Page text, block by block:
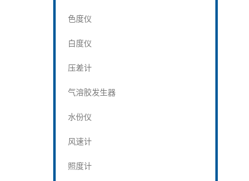
色度仪
白度仪
压差计
气溶胶发生器
水份仪
风速计
照度计